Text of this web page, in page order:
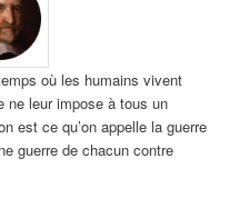
où les humains vivent
ne leur impose à tous un
est ce qu’on appelle la guerre
guerre de chacun contre